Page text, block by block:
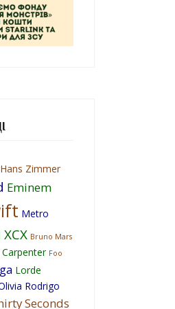
Hans Zimmer
Eminem
Metro
Bruno Mars
Foo
Lorde
Rodrigo
Seconds